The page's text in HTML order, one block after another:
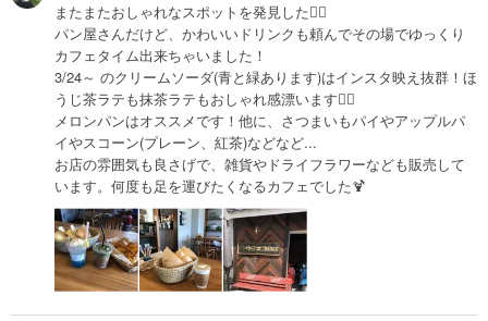
またまたおしゃれなスポットを発見した✌🏻️
パン屋さんだけど、かわいいドリンクも頼んでその場でゆっくり
カフェタイム出来ちゃいました！
3/24～ のクリームソーダ(青と緑あります)はインスタ映え抜群！ほ
うじ茶ラテも抹茶ラテもおしゃれ感漂います👍🏻
メロンパンはオススメです！他に、さつまいもパイやアップルパ
イやスコーン(プレーン、紅茶)などなど...
お店の雰囲気も良さげで、雑貨やドライフラワーなども販売して
います。何度も足を運びたくなるカフェでした🍹